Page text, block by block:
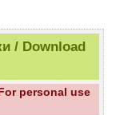
/ Download
personal use